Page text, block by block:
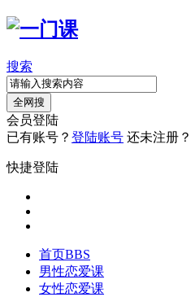
搜索
全网搜
会员登陆
已有账号？ 登陆账号 还未注册？
快捷登陆
首页BBS
男性恋爱课
女性恋爱课